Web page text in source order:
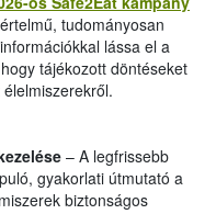
tudományosan
lássa el a
tájékozott döntéseket
– A legfrissebb
gyakorlati útmutató a
biztonságos